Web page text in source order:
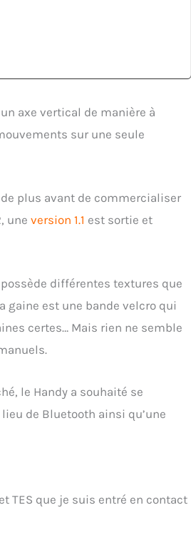
axe vertical de manière à
sur une seule
plus avant de commercialiser
une version 1.1 est sortie et
différentes textures que
gaine est une bande velcro qui
certes… Mais rien ne semble
le Handy a souhaité se
de Bluetooth ainsi qu’une
TES que je suis entré en contact